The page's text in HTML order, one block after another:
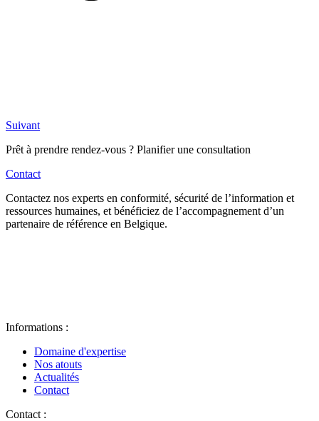
Suivant
Prêt à prendre rendez-vous ? Planifier une consultation
Contact
Contactez nos experts en conformité, sécurité de l’information et
ressources humaines, et bénéficiez de l’accompagnement d’un
partenaire de référence en Belgique.
Informations :
Domaine d'expertise
Nos atouts
Actualités
Contact
Contact :